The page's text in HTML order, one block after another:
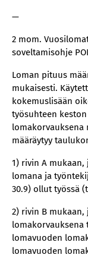
—
2 mom.
soveltamisohje
Loman pituus
mukaisesti.
kokemuslisään
työsuhteen
lomakorvauksena
määräytyy
1) rivin A
lomana ja
30.9) ollut työssä
2) rivin B
lomakorvauksena
lomavuoden
lomavuoden